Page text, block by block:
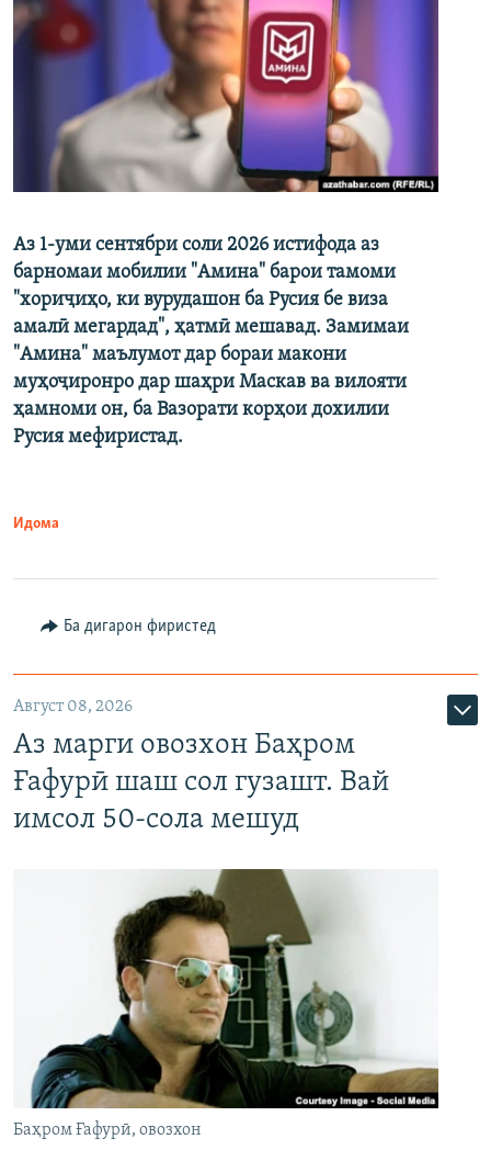
Аз 1-уми сентябри соли 2026 истифода аз
барномаи мобилии "Амина" барои тамоми
"хориҷиҳо, ки вурудашон ба Русия бе виза
амалӣ мегардад", ҳатмӣ мешавад. Замимаи
"Амина" маълумот дар бораи макони
муҳоҷиронро дар шаҳри Маскав ва вилояти
ҳамноми он, ба Вазорати корҳои дохилии
Русия мефиристад.
Идома
Ба дигарон фиристед
Август 08, 2026
Аз марги овозхон Баҳром
Ғафурӣ шаш сол гузашт. Вай
имсол 50-сола мешуд
Баҳром Ғафурӣ, овозхон